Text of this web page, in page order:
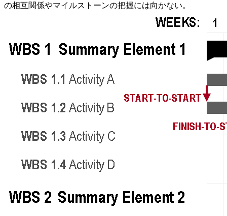
の相互関係やマイルストーンの把握には向かない。